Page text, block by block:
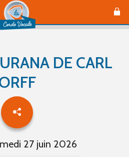
DE CARL
27 juin 2026